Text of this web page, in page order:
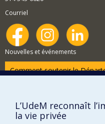
Courriel
Nouvelles et événements
Comment soutenir le
Plan du site
Signaler une erreur
L’UdeM reconnaît
la vie privée